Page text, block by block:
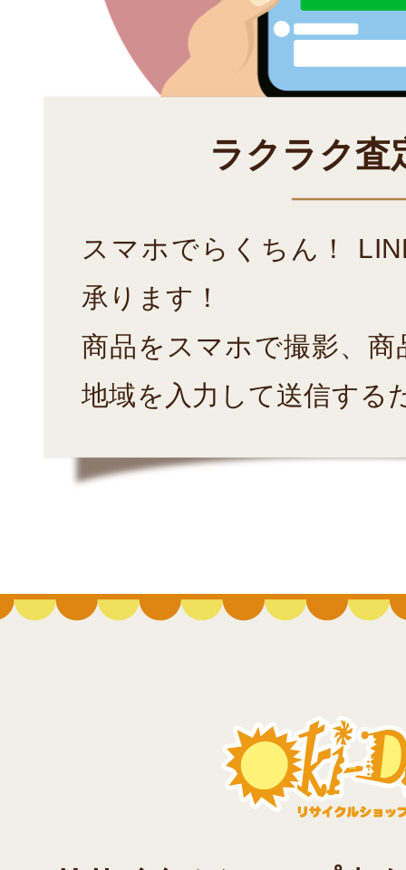
ラクラク査
スマホでらくちん！
承ります！
商品をスマホで撮影、
地域を入力して送信する